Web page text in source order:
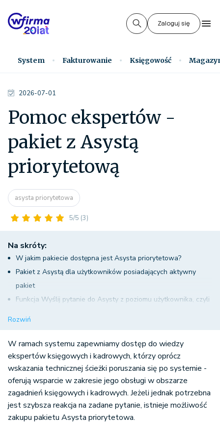
Zaloguj się
System Fakturowanie Księgowość
2026-07-01
Pomoc ekspertów -
pakiet z Asystą
priorytetową
asysta priorytetowa
5/5 (3)
Na skróty:
W jakim pakiecie dostępna jest Asysta priorytetowa?
Pakiet z Asystą dla użytkowników posiadających aktywny
pakiet
Funkcja Wyślij pytanie do Asysty z poziomu użytkownika, czyli
Nieaktywny pakiet a wsparcie Asysty
Zmiana pakietu na pakiet z Asystą priorytetową
Rozwiń
W ramach systemu zapewniamy dostęp do wiedzy
ekspertów księgowych i kadrowych, którzy oprócz
wskazania technicznej ścieżki poruszania się po systemie -
oferują wsparcie w zakresie jego obsługi w obszarze
zagadnień księgowych i kadrowych. Jeżeli jednak potrzebna
jest szybsza reakcja na zadane pytanie, istnieje możliwość
zakupu pakietu Asysta priorytetowa.